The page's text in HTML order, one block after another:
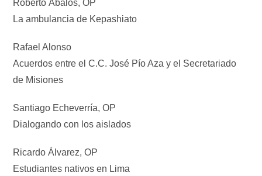
Roberto Ábalos, OP
La ambulancia de Kepashiato
Rafael Alonso
Acuerdos entre el C.C. José Pío Aza y el Secretariado
de Misiones
Santiago Echeverría, OP
Dialogando con los aislados
Ricardo Álvarez, OP
Estudiantes nativos en Lima